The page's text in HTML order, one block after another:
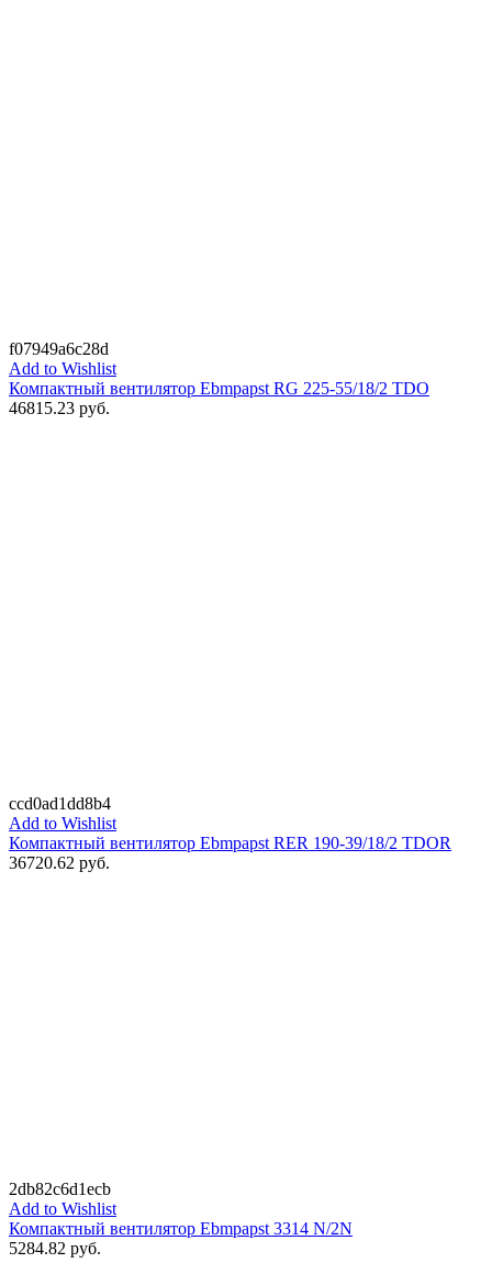
f07949a6c28d
Add to Wishlist
Компактный вентилятор Ebmpapst RG 225-55/18/2 TDO
46815.23 руб.
ccd0ad1dd8b4
Add to Wishlist
Компактный вентилятор Ebmpapst RER 190-39/18/2 TDOR
36720.62 руб.
2db82c6d1ecb
Add to Wishlist
Компактный вентилятор Ebmpapst 3314 N/2N
5284.82 руб.